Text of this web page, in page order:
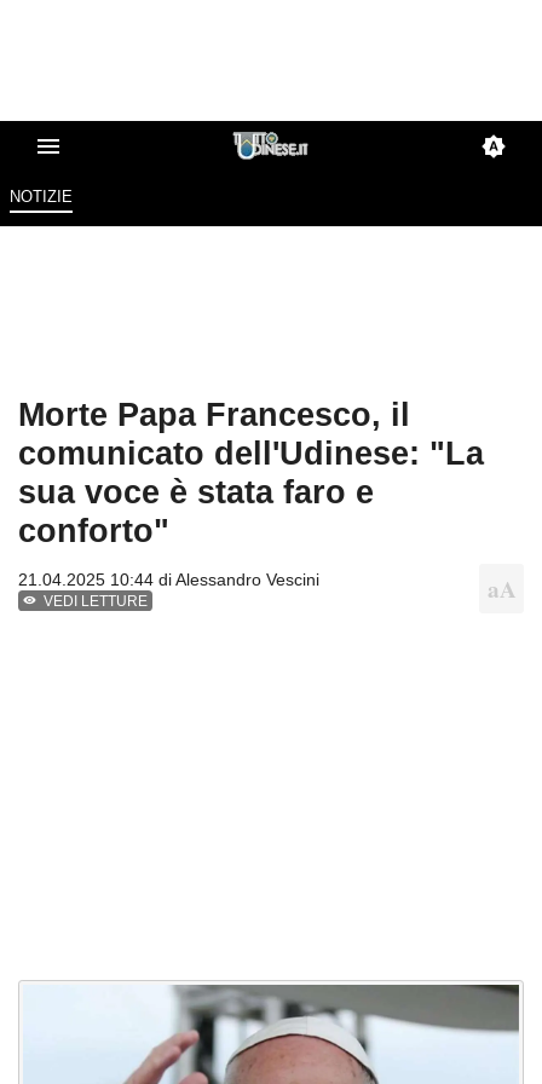
NOTIZIE
Morte Papa Francesco, il
comunicato dell'Udinese: "La
sua voce è stata faro e
conforto"
21.04.2025 10:44 diAlessandro Vescini
VEDI LETTURE